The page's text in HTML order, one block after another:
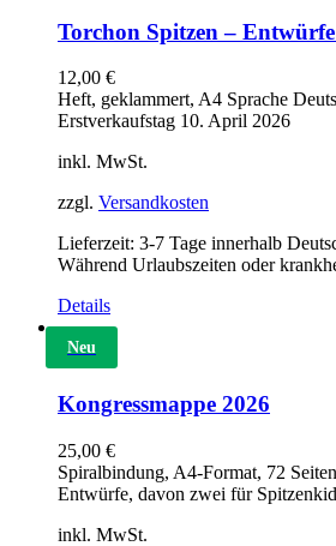
Torchon Spitzen –
12,00 €
Heft, geklammert, A4 Sprache
Erstverkaufstag 10. April 2026
inkl. MwSt.
zzgl. Versandkosten
Lieferzeit: 3-7 Tage innerhalb
Während Urlaubszeiten oder
Details
Neu
Kongressmappe 2026
25,00 €
Spiralbindung, A4-Format, 72
Entwürfe, davon zwei für
inkl. MwSt.